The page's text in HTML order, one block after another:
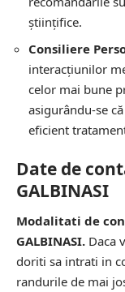
științifice.
Consiliere
interacțiunilor
celor mai bune
asigurându-se
eficient
Date de
GALBINASI
Modalitati de
GALBINASI. Daca
doriti sa intrati in
randurile de mai